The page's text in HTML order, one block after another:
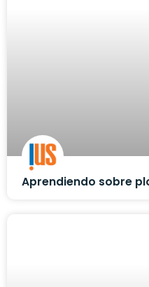
Aprendiendo sobre